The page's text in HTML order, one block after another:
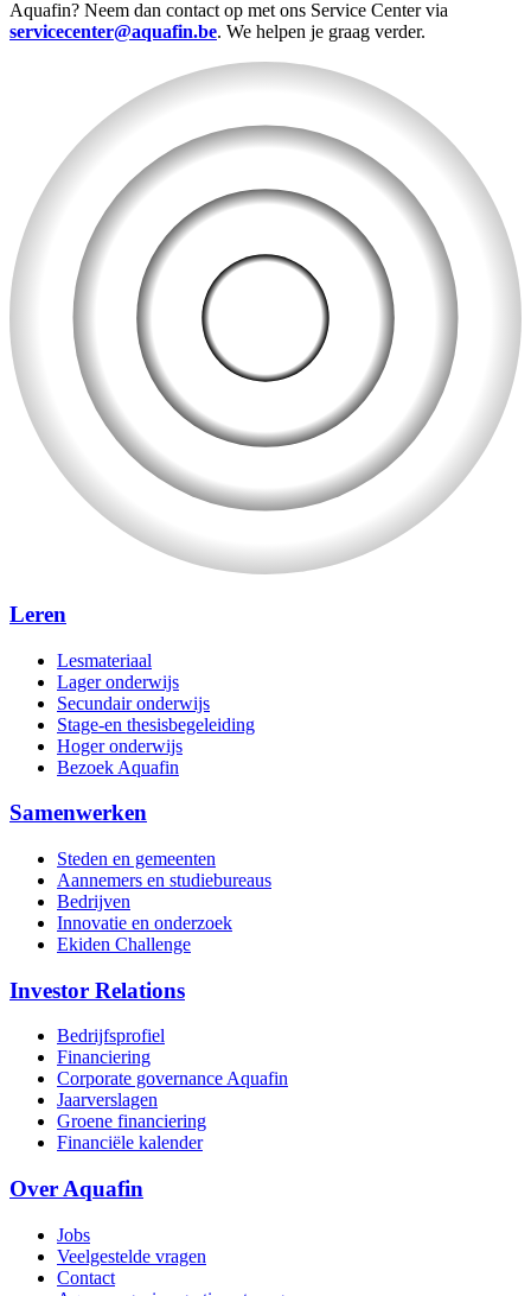
Aquafin? Neem dan contact op met ons Service Center via
servicecenter@aquafin.be. We helpen je graag verder.
Leren
Lesmateriaal
Lager onderwijs
Secundair onderwijs
Stage-en thesisbegeleiding
Hoger onderwijs
Bezoek Aquafin
Samenwerken
Steden en gemeenten
Aannemers en studiebureaus
Bedrijven
Innovatie en onderzoek
Ekiden Challenge
Investor Relations
Bedrijfsprofiel
Financiering
Corporate governance Aquafin
Jaarverslagen
Groene financiering
Financiële kalender
Over Aquafin
Jobs
Veelgestelde vragen
Contact